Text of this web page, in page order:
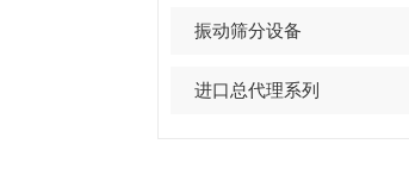
振动筛分设备
进口总代理系列